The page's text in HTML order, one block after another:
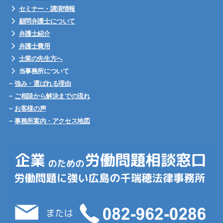
セミナー・講演情報
顧問弁護士について
弁護士紹介
弁護士費用
士業の先生方へ
当事務所について
−強み・選ばれる理由
− ご相談から解決までの流れ
− お客様の声
−事務所案内・アクセス地図